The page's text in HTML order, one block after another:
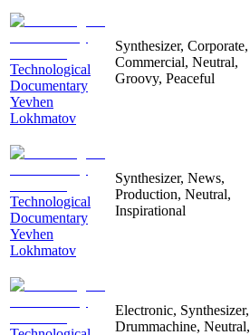
Technological
Documentary
Yevhen
Lokhmatov
Synthesizer, Corporate,
Commercial, Neutral,
Groovy, Peaceful
Technological
Documentary
Yevhen
Lokhmatov
Synthesizer, News,
Production, Neutral,
Inspirational
Electronic, Synthesizer,
Drummachine, Neutral,